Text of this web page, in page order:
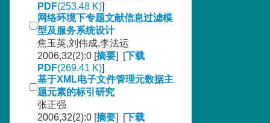
PDF(253.48 K)]
网络环境下专题文献信息过滤模
型及服务系统设计
焦玉英,刘伟成,李法运
2006,32(2):0 [摘要] [下载
PDF(269.41 K)]
基于XML电子文件管理元数据主
题元素的标引研究
张正强
2006,32(2):0 [摘要] [下载